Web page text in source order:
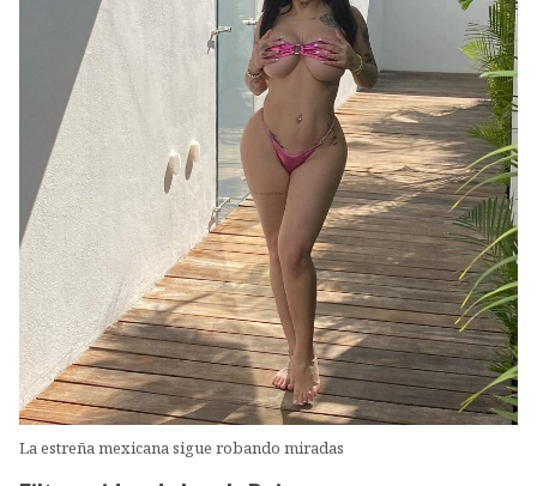
La estreña mexicana sigue robando miradas